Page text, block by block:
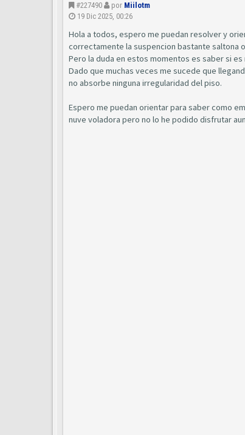
#227490 por Miilotm
19 Dic 2025, 00:26
Hola a todos, espero me puedan resolver y
correctamente la suspencion bastante saltona
Pero la duda en estos momentos es saber si
Dado que muchas veces me sucede que
no absorbe ninguna irregularidad del piso.
Espero me puedan orientar para saber como
nuve voladora pero no lo he podido disfrutar